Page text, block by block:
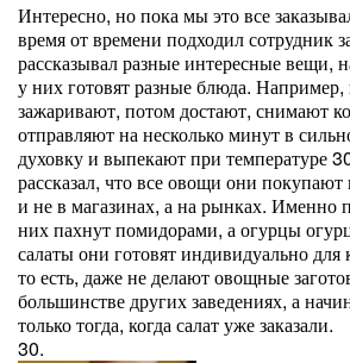
Интересно, но пока мы это все
время от времени подходил сотрудник
рассказывал разные интересные вещи,
у них готовят разные блюда. Например,
зажаривают, потом достают, снимают
отправляют на несколько минут в
духовку и выпекают при температуре
рассказал, что все овощи они покупают
и не в магазинах, а на рынках. Именно
них пахнут помидорами, а огурцы
салаты они готовят индивидуально для
то есть, даже не делают овощные
большинстве других заведениях, а
только тогда, когда салат уже заказали.
30.